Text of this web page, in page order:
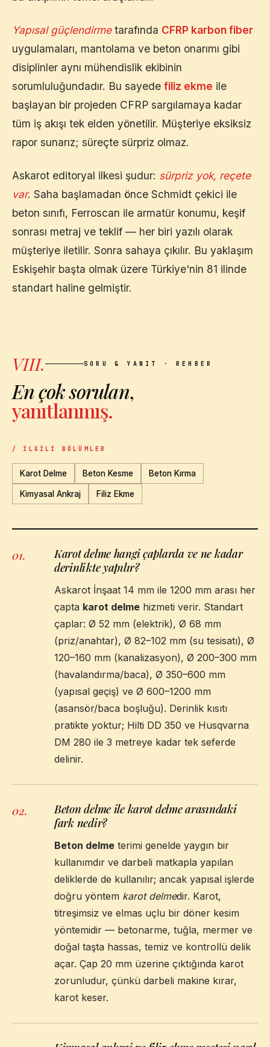
Yapısal güçlendirmetarafında CFRP karbon fiber
uygulamaları, mantolama ve beton onarımı gibi
disiplinler aynı mühendislik ekibinin
sorumluluğundadır. Bu sayede filiz ekme ile
başlayan bir projeden CFRP sargılamaya kadar
tüm iş akışı tek elden yönetilir. Müşteriye eksiksiz
rapor sunarız; süreçte sürpriz olmaz.
Askarot editoryal ilkesi şudur: sürpriz yok, reçete
var. Saha başlamadan önce Schmidt çekici ile
beton sınıfı, Ferroscan ile armatür konumu, keşif
sonrası metraj ve teklif — her biri yazılı olarak
müşteriye iletilir. Sonra sahaya çıkılır. Bu yaklaşım
Eskişehir başta olmak üzere Türkiye'nin 81 ilinde
standart haline gelmiştir.
VIII. SORU & YANIT · REHBER
En çok sorulan,
yanıtlanmış.
/ İLGILI BÖLÜMLER
Karot Delme Beton Kesme Beton Kırma
Kimyasal Ankraj Filiz Ekme
01.
Karot delme hangi çaplarda ve ne kadar
derinlikte yapılır?
Askarot İnşaat 14 mm ile 1200 mm arası her
çapta karot delme hizmeti verir. Standart
çaplar: Ø 52 mm (elektrik), Ø 68 mm
(priz/anahtar), Ø 82–102 mm (su tesisatı), Ø
120–160 mm (kanalizasyon), Ø 200–300 mm
(havalandırma/baca), Ø 350–600 mm
(yapısal geçiş) ve Ø 600–1200 mm
(asansör/baca boşluğu). Derinlik kısıtı
pratikte yoktur; Hilti DD 350 ve Husqvarna
DM 280 ile 3 metreye kadar tek seferde
delinir.
02.
Beton delme ile karot delme arasındaki
fark nedir?
Beton delme terimi genelde yaygın bir
kullanımdır ve darbeli matkapla yapılan
deliklerde de kullanılır; ancak yapısal işlerde
doğru yöntem karot delmedir. Karot,
titreşimsiz ve elmas uçlu bir döner kesim
yöntemidir — betonarme, tuğla, mermer ve
doğal taşta hassas, temiz ve kontrollü delik
açar. Çap 20 mm üzerine çıktığında karot
zorunludur, çünkü darbeli makine kırar,
karot keser.